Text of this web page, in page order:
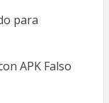
para
APK Falso